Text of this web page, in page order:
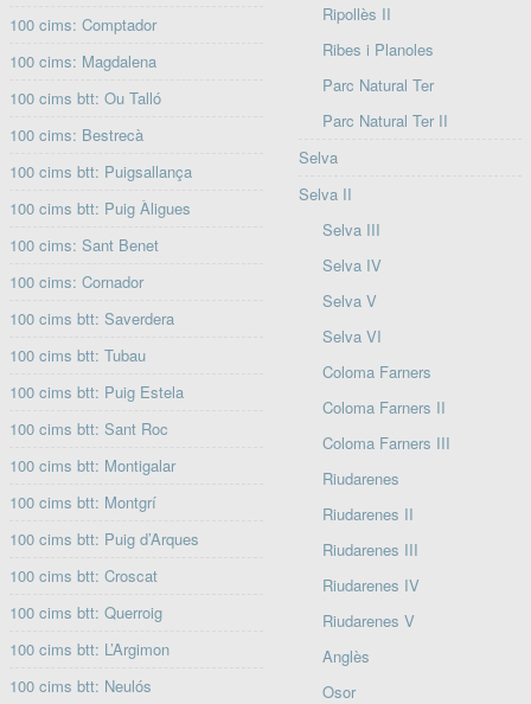
100 cims: Comptador
100 cims: Magdalena
100 cims btt: Ou Talló
100 cims: Bestrecà
100 cims btt: Puigsallança
100 cims btt: Puig Àligues
100 cims: Sant Benet
100 cims: Cornador
100 cims btt: Saverdera
100 cims btt: Tubau
100 cims btt: Puig Estela
100 cims btt: Sant Roc
100 cims btt: Montigalar
100 cims btt: Montgrí
100 cims btt: Puig d’Arques
100 cims btt: Croscat
100 cims btt: Querroig
100 cims btt: L’Argimon
100 cims btt: Neulós
Ripollès II
Ribes i Planoles
Parc Natural Ter
Parc Natural Ter II
Selva
Selva II
Selva III
Selva IV
Selva V
Selva VI
Coloma Farners
Coloma Farners II
Coloma Farners III
Riudarenes
Riudarenes II
Riudarenes III
Riudarenes IV
Riudarenes V
Anglès
Osor